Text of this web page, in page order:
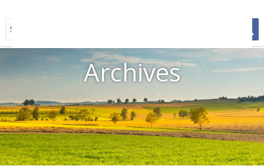
Archives